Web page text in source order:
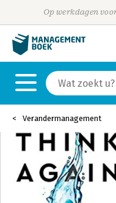
Op werkdagen
Verandermanagement